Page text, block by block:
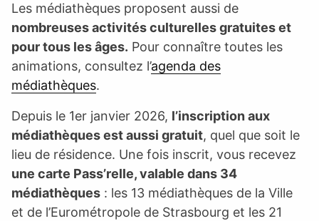
Les médiathèques proposent aussi de
nombreuses activités culturelles gratuites et
pour tous les âges. Pour connaître toutes les
animations, consultez l’agenda des
médiathèques.
Depuis le 1er janvier 2026, l’inscription aux
médiathèques est aussi gratuit, quel que soit le
lieu de résidence. Une fois inscrit, vous recevez
une carte Pass’relle, valable dans 34
médiathèques : les 13 médiathèques de la Ville
et de l’Eurométropole de Strasbourg et les 21